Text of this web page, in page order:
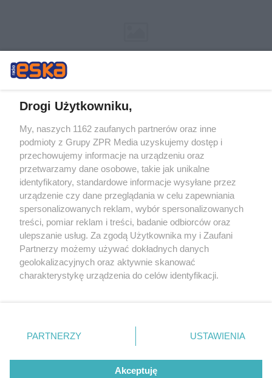
Żaden utwór zamieszczony w serwisie nie może być powielany i
rozpowszechniany lub dalej rozpowszechniany w jakikolwiek sposób (w
tym także elektroniczny lub mechaniczny) na jakimkolwiek polu
eksploatacji w jakiejkolwiek formie, włącznie z umieszczaniem w
Internecie bez pisemnej zgody właściciela praw. Jakiekolwiek użycie lub
wykorzystanie utworów w całości lub w części z naruszeniem prawa,
tzn. bez właściwej zgody, jest zabronione pod groźbą kary i może być
ścigane prawnie.
© 2026 Grupa ZPR Media
Drogi Użytkowniku,
My, naszych 1162 zaufanych partnerów oraz inne
podmioty z Grupy ZPR Media uzyskujemy dostęp i
przechowujemy informacje na urządzeniu oraz
przetwarzamy dane osobowe, takie jak unikalne
identyfikatory, standardowe informacje wysyłane przez
urządzenie czy dane przeglądania w celu zapewniania
spersonalizowanych reklam, wybór spersonalizowanych
treści, pomiar reklam i treści, badanie odbiorców oraz
ulepszanie usług. Za zgodą Użytkownika my i Zaufani
Partnerzy możemy używać dokładnych danych
geolokalizacyjnych oraz aktywnie skanować
charakterystykę urządzenia do celów identyfikacji.
zmienić/wycofać klikając przycisk ustawień prywatności
znajdujący się w lewym dolnym rogu strony
rodzaje przetwarzania danych nie wymagają zgody
użytkownika, ale masz prawo sprzeciwić się takiemu
PARTNERZY USTAWIENIA
Akceptuję